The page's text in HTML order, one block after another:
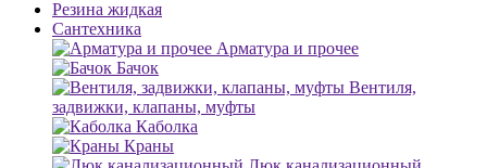
Резина жидкая
Сантехника
Арматура и прочее
Бачок
Вентиля,
задвижки, клапаны, муфты
Каболка
Краны